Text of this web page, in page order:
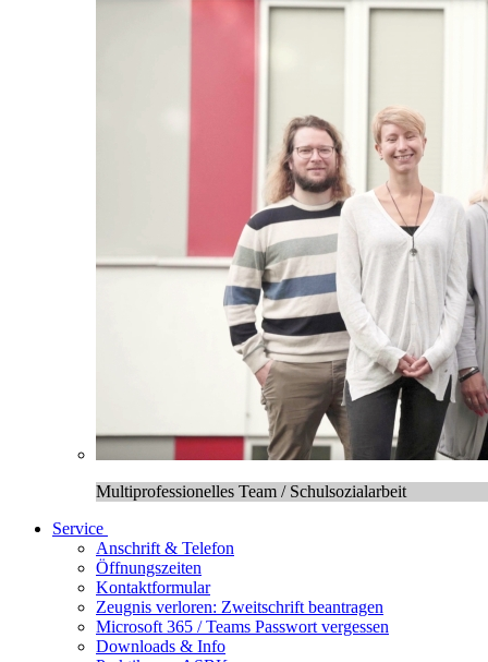
Multiprofessionelles Team / Schulsozialarbeit
Service
Anschrift & Telefon
Öffnungszeiten
Kontaktformular
Zeugnis verloren: Zweitschrift beantragen
Microsoft 365 / Teams Passwort vergessen
Downloads & Info